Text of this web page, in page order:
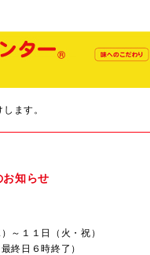
お知らせ
～１１日（火・祝）
終日６時終了）